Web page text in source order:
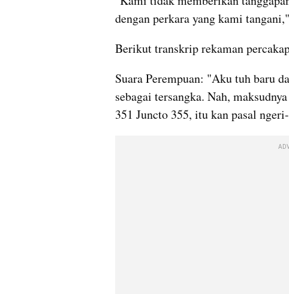
dengan perkara yang kami
Berikut transkrip rekaman
Suara Perempuan: "Aku tuh baru
sebagai tersangka. Nah,
351 Juncto 355, itu kan pasal